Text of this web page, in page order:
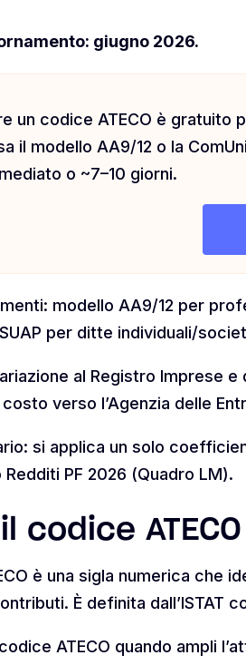
giugno 2026.
un codice ATECO è
il modello AA9/12 o la
o ~7–10 giorni.
modello AA9/12 per
per ditte individuali/
al Registro Imprese
verso l’Agenzia delle
si applica un solo
Redditi PF 2026 (Quadro LM).
il codice
è una sigla numerica che
È definita dall’ISTAT
ATECO quando ampli